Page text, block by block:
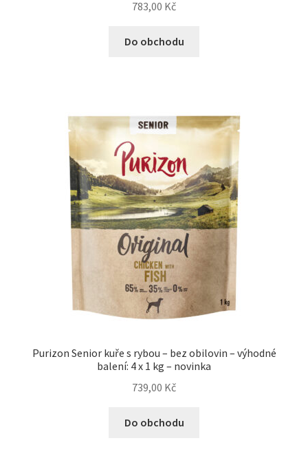
783,00 Kč
Do obchodu
Purizon Senior kuře s rybou – bez obilovin – výhodné
balení: 4 x 1 kg – novinka
739,00 Kč
Do obchodu